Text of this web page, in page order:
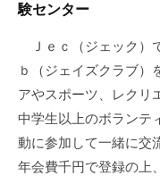
験センター
Ｊｅｃ（ジェック）
ｂ（ジェイズクラブ）
アやスポーツ、レクリ
中学生以上のボランテ
動に参加して一緒に交
年会費千円で登録の上